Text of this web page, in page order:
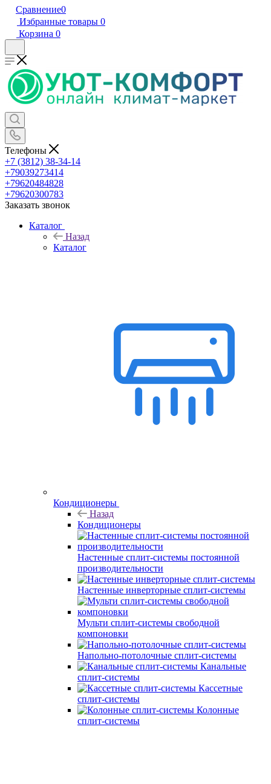
Сравнение0
Избранные товары 0
Корзина 0
Телефоны
+7 (3812) 38-34-14
+79039273414
+79620484828
+79620300783
Заказать звонок
Каталог
Назад
Каталог
Кондиционеры
Назад
Кондиционеры
Настенные сплит-системы постоянной
производительности
Настенные инверторные сплит-системы
Мульти сплит-системы свободной
компоновки
Напольно-потолочные сплит-системы
Канальные
сплит-системы
Кассетные
сплит-системы
Колонные
сплит-системы